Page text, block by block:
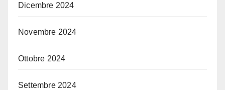
Dicembre 2024
Novembre 2024
Ottobre 2024
Settembre 2024